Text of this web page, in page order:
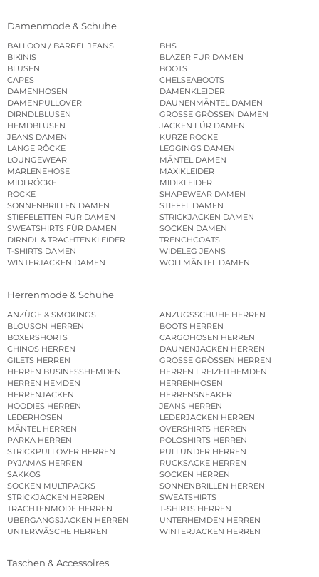
Damenmode & Schuhe
BALLOON / BARREL JEANS
BHS
BIKINIS
BLAZER FÜR DAMEN
BLUSEN
BOOTS
CAPES
CHELSEABOOTS
DAMENHOSEN
DAMENKLEIDER
DAMENPULLOVER
DAUNENMÄNTEL DAMEN
DIRNDLBLUSEN
GROSSE GRÖSSEN DAMEN
HEMDBLUSEN
JACKEN FÜR DAMEN
JEANS DAMEN
KURZE RÖCKE
LANGE RÖCKE
LEGGINGS DAMEN
LOUNGEWEAR
MÄNTEL DAMEN
MARLENEHOSE
MAXIKLEIDER
MIDI RÖCKE
MIDIKLEIDER
RÖCKE
SHAPEWEAR DAMEN
SONNENBRILLEN DAMEN
STIEFEL DAMEN
STIEFELETTEN FÜR DAMEN
STRICKJACKEN DAMEN
SWEATSHIRTS FÜR DAMEN
SOCKEN DAMEN
DIRNDL & TRACHTENKLEIDER
TRENCHCOATS
T-SHIRTS DAMEN
WIDELEG JEANS
WINTERJACKEN DAMEN
WOLLMÄNTEL DAMEN
Herrenmode & Schuhe
ANZÜGE & SMOKINGS
ANZUGSSCHUHE HERREN
BLOUSON HERREN
BOOTS HERREN
BOXERSHORTS
CARGOHOSEN HERREN
CHINOS HERREN
DAUNENJACKEN HERREN
GILETS HERREN
GROSSE GRÖSSEN HERREN
HERREN BUSINESSHEMDEN
HERREN FREIZEITHEMDEN
HERREN HEMDEN
HERRENHOSEN
HERRENJACKEN
HERRENSNEAKER
HOODIES HERREN
JEANS HERREN
LEDERHOSEN
LEDERJACKEN HERREN
MÄNTEL HERREN
OVERSHIRTS HERREN
PARKA HERREN
POLOSHIRTS HERREN
STRICKPULLOVER HERREN
PULLUNDER HERREN
PYJAMAS HERREN
RUCKSÄCKE HERREN
SAKKOS
SOCKEN HERREN
SOCKEN MULTIPACKS
SONNENBRILLEN HERREN
STRICKJACKEN HERREN
SWEATSHIRTS
TRACHTENMODE HERREN
T-SHIRTS HERREN
ÜBERGANGSJACKEN HERREN
UNTERHEMDEN HERREN
UNTERWÄSCHE HERREN
WINTERJACKEN HERREN
Taschen & Accessoires